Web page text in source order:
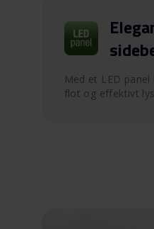
Med et LED
flot og effektivt